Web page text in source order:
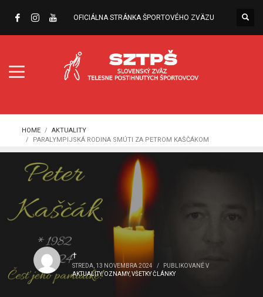
OFICIÁLNA STRÁNKA ŠPORTOVÉHO ZVÄZU
HOME
AKTUALITY
PARALYMPIJSKÁ RODINA SMÚTI ZA PETROM KAŠČÁKOM
†
STREDA, 13 NOVEMBRA 2024 /
PUBLIKOVANÉ V
AKTUALITY,OZNAMY,VŠETKY ČLÁNKY